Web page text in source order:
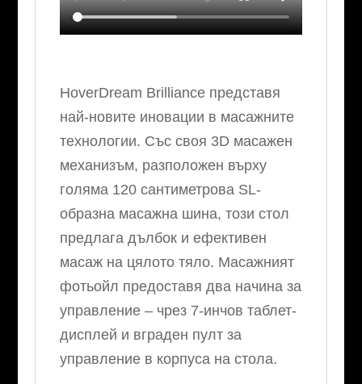
HoverDream Brilliance представя
най-новите иновации в масажните
технологии. Със своя 3D масажен
механизъм, разположен върху
голяма 120 сантиметрова SL-
образна масажна шина, този стол
предлага дълбок и ефективен
масаж на цялото тяло. Масажният
фотьойл предоставя два начина за
управление – чрез 7-инчов таблет-
дисплей и вграден пулт за
управление в корпуса на стола.